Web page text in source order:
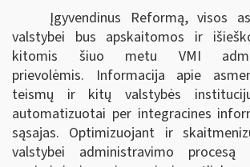
Įgyvendinus Reformą, visos
valstybei bus apskaitomos ir
kitomis šiuo metu VMI
prievolėmis. Informacija apie
teismų ir kitų valstybės
automatizuotai per integracines
sąsajas. Optimizuojant ir
valstybei administravimo procesą